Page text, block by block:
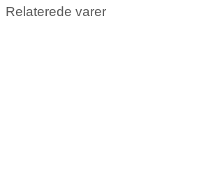
Relaterede varer